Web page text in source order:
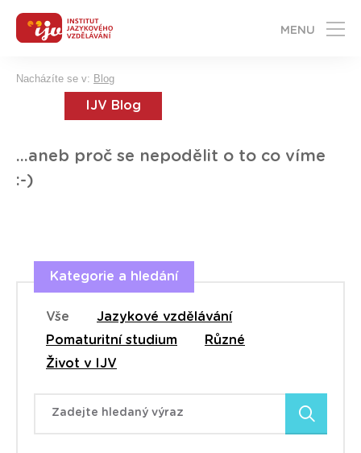
MENU
Nacházíte se v: Blog
IJV Blog
...aneb proč se nepodělit o to co víme
:-)
Kategorie a hledání
Vše
Jazykové vzdělávání
Pomaturitní studium
Různé
Život v IJV
Zadejte hledaný výraz